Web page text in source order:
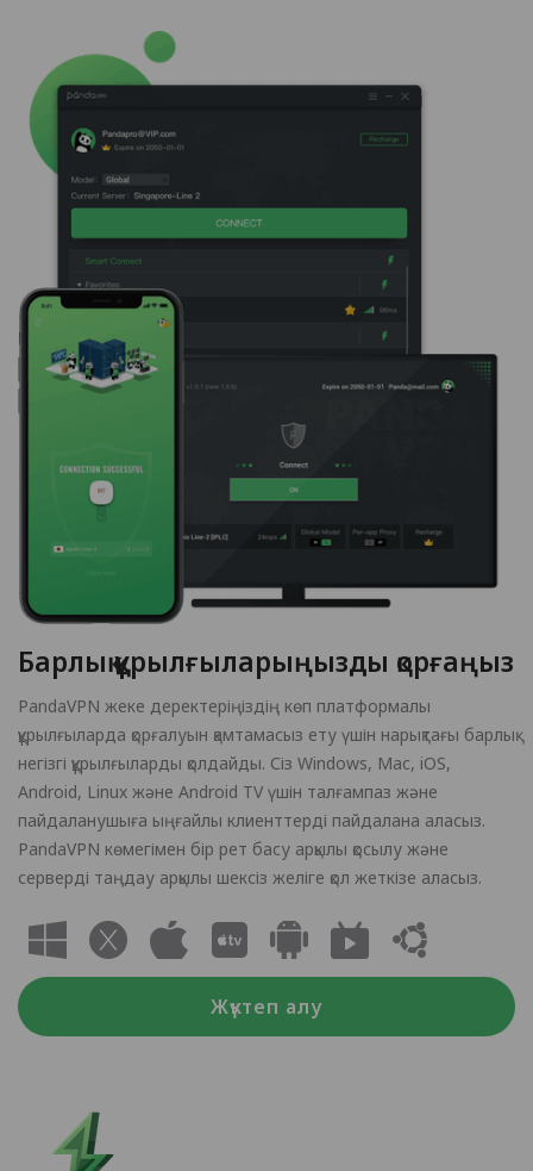
Барлық құрылғыларыңызды қорғаңыз
PandaVPN жеке деректеріңіздің көп платформалы
құрылғыларда қорғалуын қамтамасыз ету үшін нарықтағы барлық
негізгі құрылғыларды қолдайды. Сіз Windows, Mac, iOS,
Android, Linux және Android TV үшін талғампаз және
пайдаланушыға ыңғайлы клиенттерді пайдалана аласыз.
PandaVPN көмегімен бір рет басу арқылы қосылу және
серверді таңдау арқылы шексіз желіге қол жеткізе аласыз.
Жүктеп алу